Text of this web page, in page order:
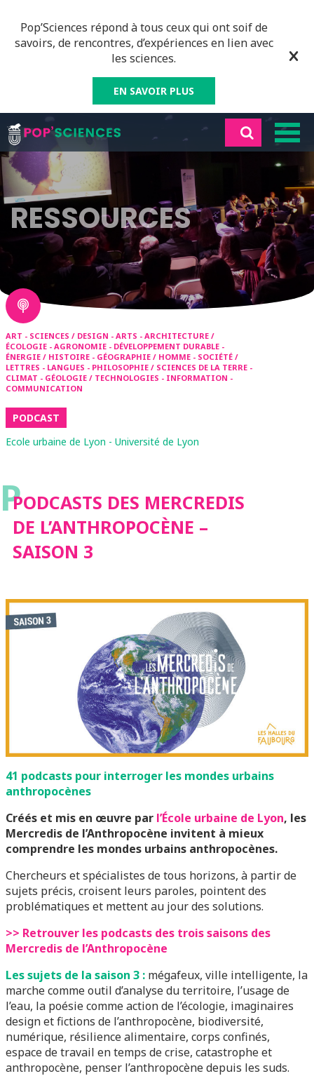
Pop’Sciences répond à tous ceux qui ont soif de
savoirs, de rencontres, d’expériences en lien avec
les sciences.
EN SAVOIR PLUS
RESSOURCES
ART - SCIENCES / DESIGN - ARTS - ARCHITECTURE /
ÉCOLOGIE - AGRONOMIE - DÉVELOPPEMENT DURABLE -
ÉNERGIE / HISTOIRE - GÉOGRAPHIE / HOMME - SOCIÉTÉ /
LETTRES - LANGUES - PHILOSOPHIE / SCIENCES DE LA TERRE -
CLIMAT - GÉOLOGIE / TECHNOLOGIES - INFORMATION -
COMMUNICATION
PODCAST
Ecole urbaine de Lyon - Université de Lyon
PPODCASTS DES MERCREDIS
DE L’ANTHROPOCÈNE –
SAISON 3
41 podcasts pour interroger les mondes urbains
anthropocènes
Créés et mis en œuvre par l’École urbaine de Lyon, les
Mercredis de l’Anthropocène invitent à mieux
comprendre les mondes urbains anthropocènes.
Chercheurs et spécialistes de tous horizons, à partir de
sujets précis, croisent leurs paroles, pointent des
problématiques et mettent au jour des solutions.
>> Retrouver les podcasts des trois saisons des
Mercredis de l’Anthropocène
Les sujets de la saison 3 : mégafeux, ville intelligente, la
marche comme outil d’analyse du territoire, l’usage de
l’eau, la poésie comme action de l’écologie, imaginaires
design et fictions de l’anthropocène, biodiversité,
numérique, résilience alimentaire, corps confinés,
espace de travail en temps de crise, catastrophe et
anthropocène, penser l’anthropocène depuis les suds.